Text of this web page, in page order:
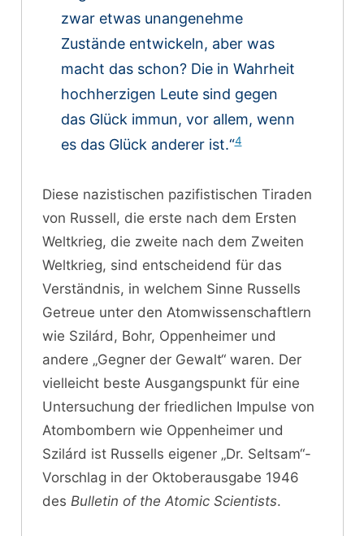
zwar etwas unangenehme
Zustände entwickeln, aber was
macht das schon? Die in Wahrheit
hochherzigen Leute sind gegen
das Glück immun, vor allem, wenn
es das Glück anderer ist.“4
Diese nazistischen pazifistischen Tiraden
von Russell, die erste nach dem Ersten
Weltkrieg, die zweite nach dem Zweiten
Weltkrieg, sind entscheidend für das
Verständnis, in welchem Sinne Russells
Getreue unter den Atomwissenschaftlern
wie Szilárd, Bohr, Oppenheimer und
andere „Gegner der Gewalt“ waren. Der
vielleicht beste Ausgangspunkt für eine
Untersuchung der friedlichen Impulse von
Atombombern wie Oppenheimer und
Szilárd ist Russells eigener „Dr. Seltsam“-
Vorschlag in der Oktoberausgabe 1946
des Bulletin of the Atomic Scientists.